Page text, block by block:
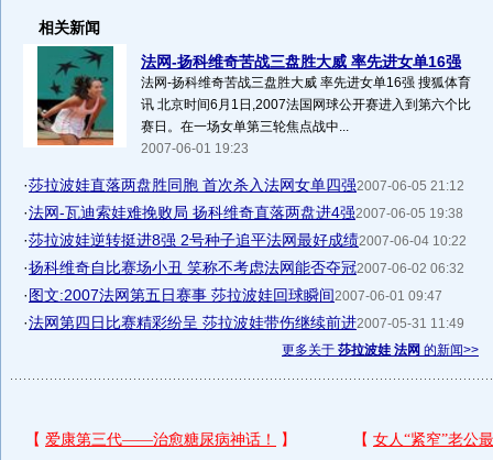
相关新闻
法网-扬科维奇苦战三盘胜大威 率先进女单16强
法网-扬科维奇苦战三盘胜大威 率先进女单16强 搜狐体育
讯 北京时间6月1日,2007法国网球公开赛进入到第六个比
赛日。在一场女单第三轮焦点战中...
2007-06-01 19:23
·莎拉波娃直落两盘胜同胞 首次杀入法网女单四强2007-06-05 21:12
·法网-瓦迪索娃难挽败局 扬科维奇直落两盘进4强2007-06-05 19:38
·莎拉波娃逆转挺进8强 2号种子追平法网最好成绩2007-06-04 10:22
·扬科维奇自比赛场小丑 笑称不考虑法网能否夺冠2007-06-02 06:32
·图文:2007法网第五日赛事 莎拉波娃回球瞬间2007-06-01 09:47
·法网第四日比赛精彩纷呈 莎拉波娃带伤继续前进2007-05-31 11:49
更多关于 莎拉波娃 法网 的新闻>>